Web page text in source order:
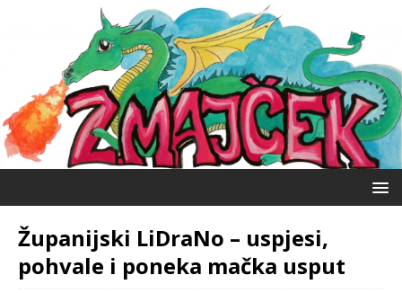
Županijski LiDraNo – uspjesi,
pohvale i poneka mačka usput